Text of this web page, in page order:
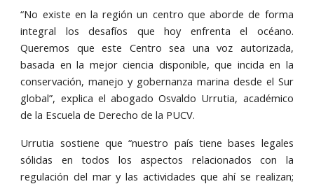
“No existe en la región un centro que aborde de forma
integral los desafíos que hoy enfrenta el océano.
Queremos que este Centro sea una voz autorizada,
basada en la mejor ciencia disponible, que incida en la
conservación, manejo y gobernanza marina desde el Sur
global”, explica el abogado Osvaldo Urrutia, académico
de la Escuela de Derecho de la PUCV.
Urrutia sostiene que “nuestro país tiene bases legales
sólidas en todos los aspectos relacionados con la
regulación del mar y las actividades que ahí se realizan;